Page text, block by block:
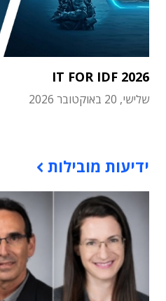
IT FOR IDF 2026
שלישי, 20 באוקטובר 2026
ידיעות מובילות